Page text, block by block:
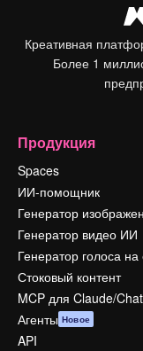
Креативная
Более 1
Продукция
Spaces
ИИ-помощник
Генератор
Генератор видео ИИ
Генератор голоса
Стоковый контент
MCP для Claude/
Агенты Новое
API